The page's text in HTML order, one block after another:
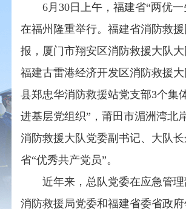
6月30日上午，福建省“两优
在福州隆重举行。福建省消防救
报，厦门市翔安区消防救援大队大
福建古雷港经济开发区消防救援
县郑忠华消防救援站党支部3个集
进基层党组织”，莆田市湄洲湾北
消防救援大队党委副书记、大队
省“优秀共产党员”。
近年来，总队党委在应急管
消防救援局党委和福建省委省政府